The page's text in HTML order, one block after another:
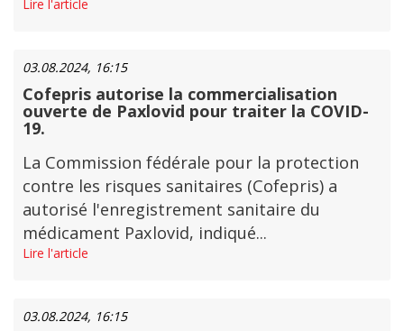
Lire l'article
03.08.2024, 16:15
Cofepris autorise la commercialisation
ouverte de Paxlovid pour traiter la COVID-
19.
La Commission fédérale pour la protection
contre les risques sanitaires (Cofepris) a
autorisé l'enregistrement sanitaire du
médicament Paxlovid, indiqué...
Lire l'article
03.08.2024, 16:15